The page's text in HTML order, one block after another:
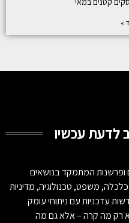
»
לדעת עכשיו
ופרשנות המתמקד בנושאים
משפט, טכנולוגיה, מדיניות
עדכניות עם ניתוחי עומק
רק מה קרה – אלא גם מה